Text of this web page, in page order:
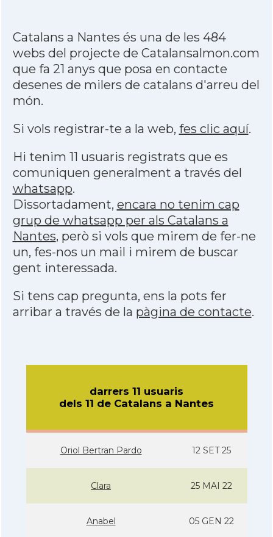
Catalans a Nantes és una de les 484
webs del projecte de Catalansalmon.com
que fa 21 anys que posa en contacte
desenes de milers de catalans d'arreu del
món.
Si vols registrar-te a la web, fes clic aquí.
Hi tenim 11 usuaris registrats que es
comuniquen generalment a través del
whatsapp.
Dissortadament, encara no tenim cap
grup de whatsapp per als Catalans a
Nantes, però si vols que mirem de fer-ne
un, fes-nos un mail i mirem de buscar
gent interessada.
Si tens cap pregunta, ens la pots fer
arribar a través de la pàgina de contacte.
darrers 11 usuaris
dels 11 de Catalans a Nantes
Oriol Bertran Pardo 12 SET 25
Clara 25 MAI 22
Anabel 05 GEN 22